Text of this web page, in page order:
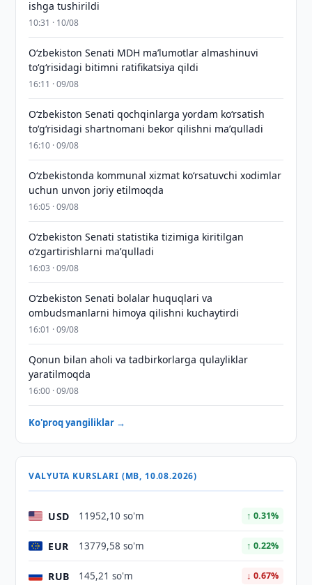
ishga tushirildi
10:31 · 10/08
Oʻzbekiston Senati MDH maʼlumotlar almashinuvi
toʻgʻrisidagi bitimni ratifikatsiya qildi
16:11 · 09/08
Oʻzbekiston Senati qochqinlarga yordam koʻrsatish
toʻgʻrisidagi shartnomani bekor qilishni maʼqulladi
16:10 · 09/08
Oʻzbekistonda kommunal xizmat koʻrsatuvchi xodimlar
uchun unvon joriy etilmoqda
16:05 · 09/08
Oʻzbekiston Senati statistika tizimiga kiritilgan
oʻzgartirishlarni maʼqulladi
16:03 · 09/08
Oʻzbekiston Senati bolalar huquqlari va
ombudsmanlarni himoya qilishni kuchaytirdi
16:01 · 09/08
Qonun bilan aholi va tadbirkorlarga qulayliklar
yaratilmoqda
16:00 · 09/08
Ko'proq yangiliklar →
VALYUTA KURSLARI (MB, 10.08.2026)
USD 11952,10 so'm ↑ 0.31%
EUR 13779,58 so'm ↑ 0.22%
RUB 145,21 so'm ↓ 0.67%